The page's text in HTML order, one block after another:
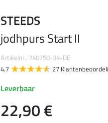
STEEDS
jodhpurs Start II
Artikelnr.: 740750-34-DE
4.7
27
Leverbaar
22,90 €